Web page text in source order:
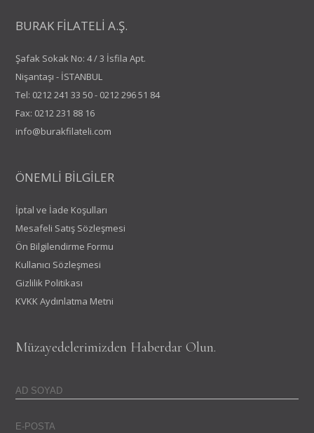
BURAK FİLATELİ A.Ş.
Şafak Sokak No: 4 / 3 İsfila Apt.
Nişantaşı - İSTANBUL
Tel: 0212 241 33 50- 0212 296 51 84
Fax: 0212 231 88 16
info@burakfilateli.com
ÖNEMLİ BİLGİLER
İptal ve İade Koşulları
Mesafeli Satış Sözleşmesi
Ön Bilgilendirme Formu
Kullanıcı Sözleşmesi
Gizlilik Politikası
KVKK Aydınlatma Metni
Müzayedelerimizden Haberdar Olun.